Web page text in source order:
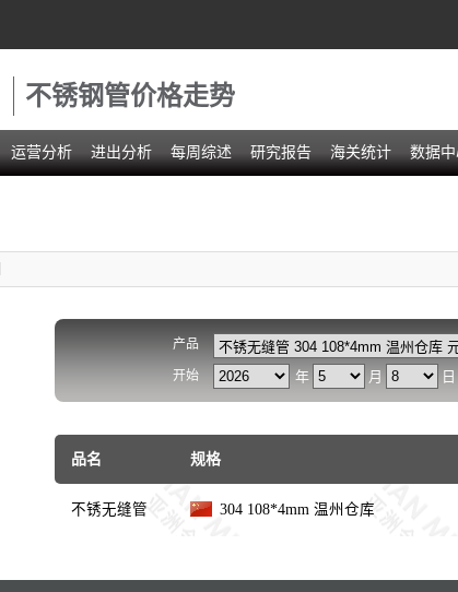
不锈钢管价格走势
运营分析 进出分析 每周综述 研究报告 海关统计 数据
产品
开始 年 月 日
品名 规格
不锈无缝管 304 108*4mm 温州仓库